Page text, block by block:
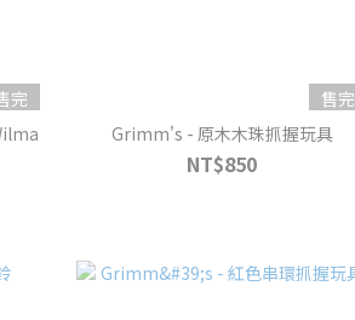
完
售完
Grimm's - 原木木珠抓握玩具
NT$850